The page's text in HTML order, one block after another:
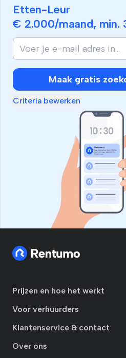
Etten-Leur
€ 2.000/maand, min.
Als
mens
bent,
negeer
dit
Maak gratis
Criteria bewerken
Prijzen en hoe het werkt
Voor verhuurders
Klantenservice & contact
Over ons